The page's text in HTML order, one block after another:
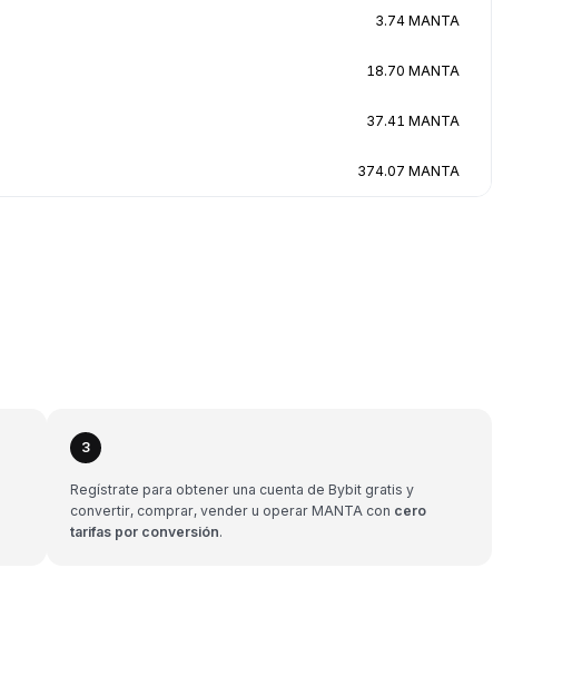
3.74 MANTA
18.70 MANTA
37.41 MANTA
374.07 MANTA
3
Regístrate para obtener una cuenta de Bybit gratis y
convertir, comprar, vender u operar MANTA con cero
tarifas por conversión.